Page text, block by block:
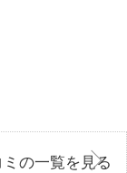
の一覧を見る